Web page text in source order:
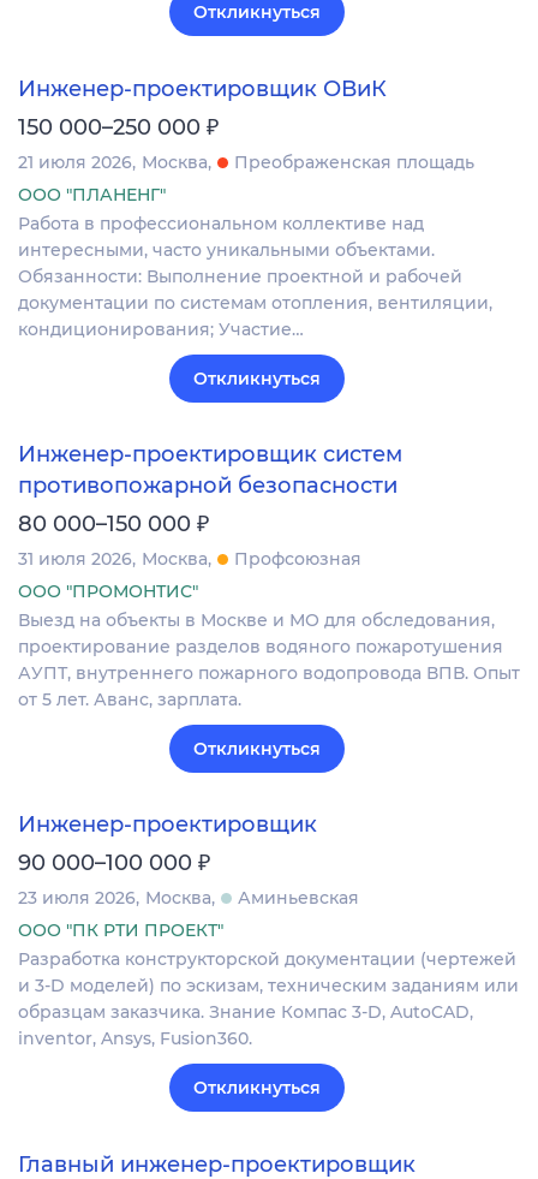
Откликнуться
Инженер-проектировщик ОВиК
150 000–250 000 ₽
21 июля 2026 Москва
Преображенская площадь
ООО "ПЛАНЕНГ"
Работа в профессиональном коллективе над
интересными, часто уникальными объектами.
Обязанности: Выполнение проектной и рабочей
документации по системам отопления, вентиляции,
кондиционирования; Участие…
Откликнуться
Инженер-проектировщик систем
противопожарной безопасности
80 000–150 000 ₽
31 июля 2026 Москва
Профсоюзная
ООО "ПРОМОНТИС"
Выезд на объекты в Москве и МО для обследования,
проектирование разделов водяного пожаротушения
АУПТ, внутреннего пожарного водопровода ВПВ. Опыт
от 5 лет. Аванс, зарплата.
Откликнуться
Инженер-проектировщик
90 000–100 000 ₽
23 июля 2026 Москва
Аминьевская
ООО "ПК РТИ ПРОЕКТ"
Разработка конструкторской документации (чертежей
и 3-D моделей) по эскизам, техническим заданиям или
образцам заказчика. Знание Компас 3-D, AutoCAD,
inventor, Ansys, Fusion360.
Откликнуться
Главный инженер-проектировщик